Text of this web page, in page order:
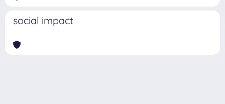
social impact